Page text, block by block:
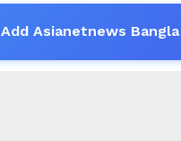
Add Asianetnews